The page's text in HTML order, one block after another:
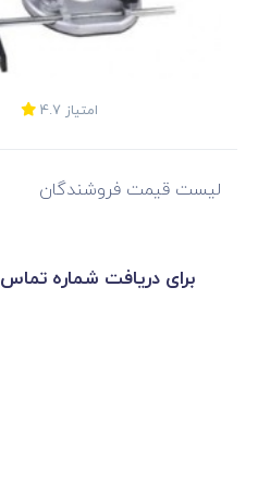
امتیاز 4.7
لیست قیمت فروشندگان
برای دریافت شماره تماس